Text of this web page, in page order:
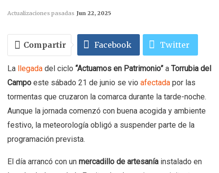
Actualizaciones pasadas Jun 22, 2025
Compartir Facebook Twitter
WhatsApp Email
Telegram Imprimir
La llegada del ciclo “Actuamos en Patrimonio” a Torrubia del
Campo este sábado 21 de junio se vio afectada por las
tormentas que cruzaron la comarca durante la tarde-noche.
Aunque la jornada comenzó con buena acogida y ambiente
festivo, la meteorología obligó a suspender parte de la
programación prevista.
El día arrancó con un mercadillo de artesanía instalado en